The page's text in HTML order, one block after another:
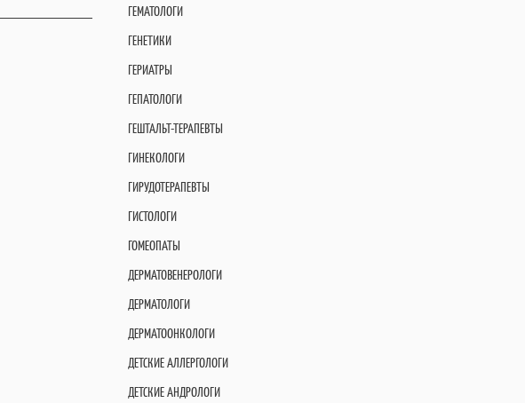
ГЕМАТОЛОГИ
ГЕНЕТИКИ
ГЕРИАТРЫ
ГЕПАТОЛОГИ
ГЕШТАЛЬТ-ТЕРАПЕВТЫ
ГИНЕКОЛОГИ
ГИРУДОТЕРАПЕВТЫ
ГИСТОЛОГИ
ГОМЕОПАТЫ
ДЕРМАТОВЕНЕРОЛОГИ
ДЕРМАТОЛОГИ
ДЕРМАТООНКОЛОГИ
ДЕТСКИЕ АЛЛЕРГОЛОГИ
ДЕТСКИЕ АНДРОЛОГИ